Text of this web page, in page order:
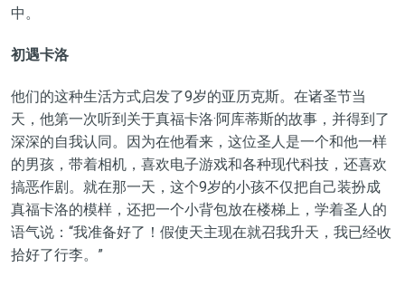
中。
初遇卡洛
他们的这种生活方式启发了9岁的亚历克斯。在诸圣节当
天，他第一次听到关于真福卡洛·阿库蒂斯的故事，并得到了
深深的自我认同。因为在他看来，这位圣人是一个和他一样
的男孩，带着相机，喜欢电子游戏和各种现代科技，还喜欢
搞恶作剧。就在那一天，这个9岁的小孩不仅把自己装扮成
真福卡洛的模样，还把一个小背包放在楼梯上，学着圣人的
语气说：“我准备好了！假使天主现在就召我升天，我已经收
拾好了行李。”